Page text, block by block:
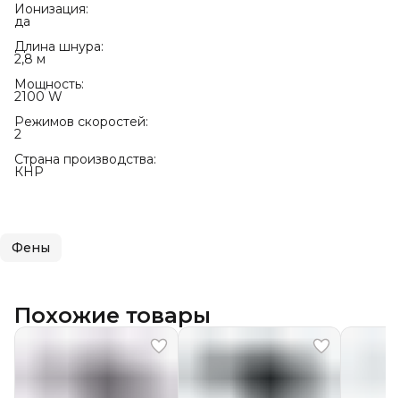
Ионизация:
да
Длина шнура:
2,8 м
Мощность:
2100 W
Режимов скоростей:
2
Страна производства:
КНР
Фены
Похожие товары